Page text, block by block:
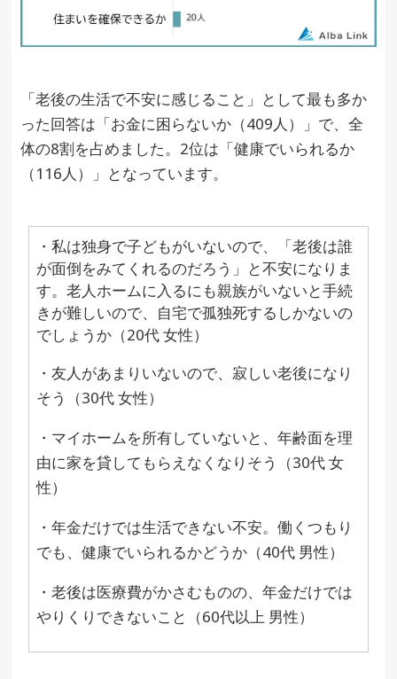
「老後の生活で不安に感じること」として最も多か
った回答は「お金に困らないか（409人）」で、全
体の8割を占めました。2位は「健康でいられるか
（116人）」となっています。
・私は独身で子どもがいないので、「老後は誰
が面倒をみてくれるのだろう」と不安になりま
す。老人ホームに入るにも親族がいないと手続
きが難しいので、自宅で孤独死するしかないの
でしょうか（20代 女性）
・友人があまりいないので、寂しい老後になり
そう（30代 女性）
・マイホームを所有していないと、年齢面を理
由に家を貸してもらえなくなりそう（30代 女
性）
・年金だけでは生活できない不安。働くつもり
でも、健康でいられるかどうか（40代 男性）
・老後は医療費がかさむものの、年金だけでは
やりくりできないこと（60代以上 男性）